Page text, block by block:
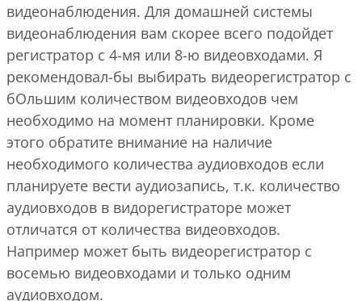
видеонаблюдения. Для домашней системы
видеонаблюдения вам скорее всего подойдет
регистратор с 4-мя или 8-ю видеовходами. Я
рекомендовал-бы выбирать видеорегистратор с
бОльшим количеством видеовходов чем
необходимо на момент планировки. Кроме
этого обратите внимание на наличие
необходимого количества аудиовходов если
планируете вести аудиозапись, т.к. количество
аудиовходов в видорегистраторе может
отличатся от количества видеовходов.
Например может быть видеорегистратор с
восемью видеовходами и только одним
аудиовходом.